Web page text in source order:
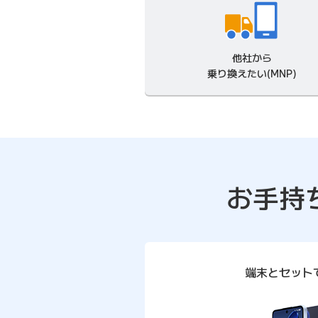
他社から
乗り換えたい(MNP)
お手持
端末とセット